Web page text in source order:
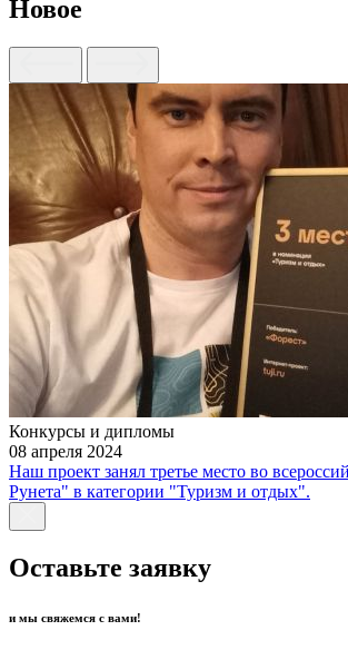
Новое
21 января 2024
Блок отзывов для сайта клиники "Статус"
Оставьте заявку
и мы свяжемся с вами!